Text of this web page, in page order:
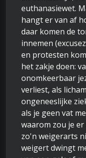
euthanasiewet.
hangt er van af
daar komen de
innemen
en protesten
het zakje doen:
onomkeerbaar
verliest, als
ongeneeslijke
als je geen vat
waarom zou je
zo'n weigerarts
weigert dwingt